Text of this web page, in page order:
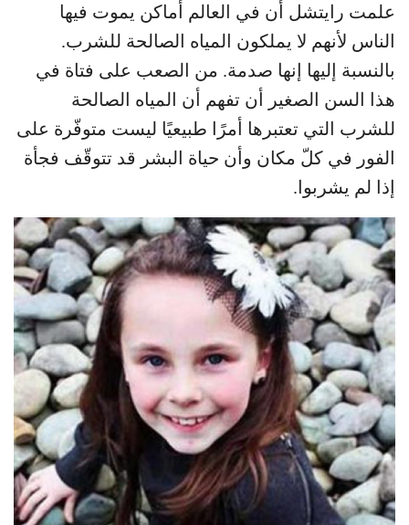
علمت رايتشل أن في العالم أماكن يموت فيها
الناس لأنهم لا يملكون المياه الصالحة للشرب.
بالنسبة إليها إنها صدمة. من الصعب على فتاة في
هذا السن الصغير أن تفهم أن المياه الصالحة
للشرب التي تعتبرها أمرًا طبيعيًا ليست متوفّرة على
الفور في كلّ مكان وأن حياة البشر قد تتوقّف فجأة
إذا لم يشربوا.